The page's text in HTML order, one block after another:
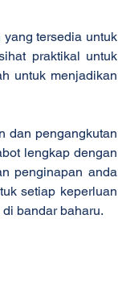
tersedia untuk
praktikal untuk
untuk menjadikan
dan pengangkutan
lengkap dengan
penginapan anda
setiap keperluan
bandar baharu.